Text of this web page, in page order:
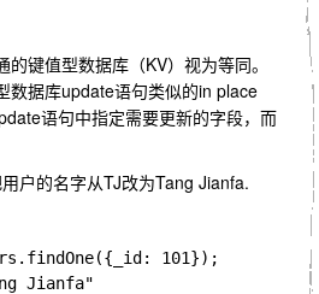
键值型数据库（KV）视为等同。
数据库update语句类似的in place
语句中指定需要更新的字段，而
户的名字从TJ改为Tang Jianfa.
101});
Jianfa"